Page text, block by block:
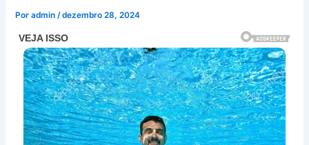
Poradmin /dezembro 28, 2024